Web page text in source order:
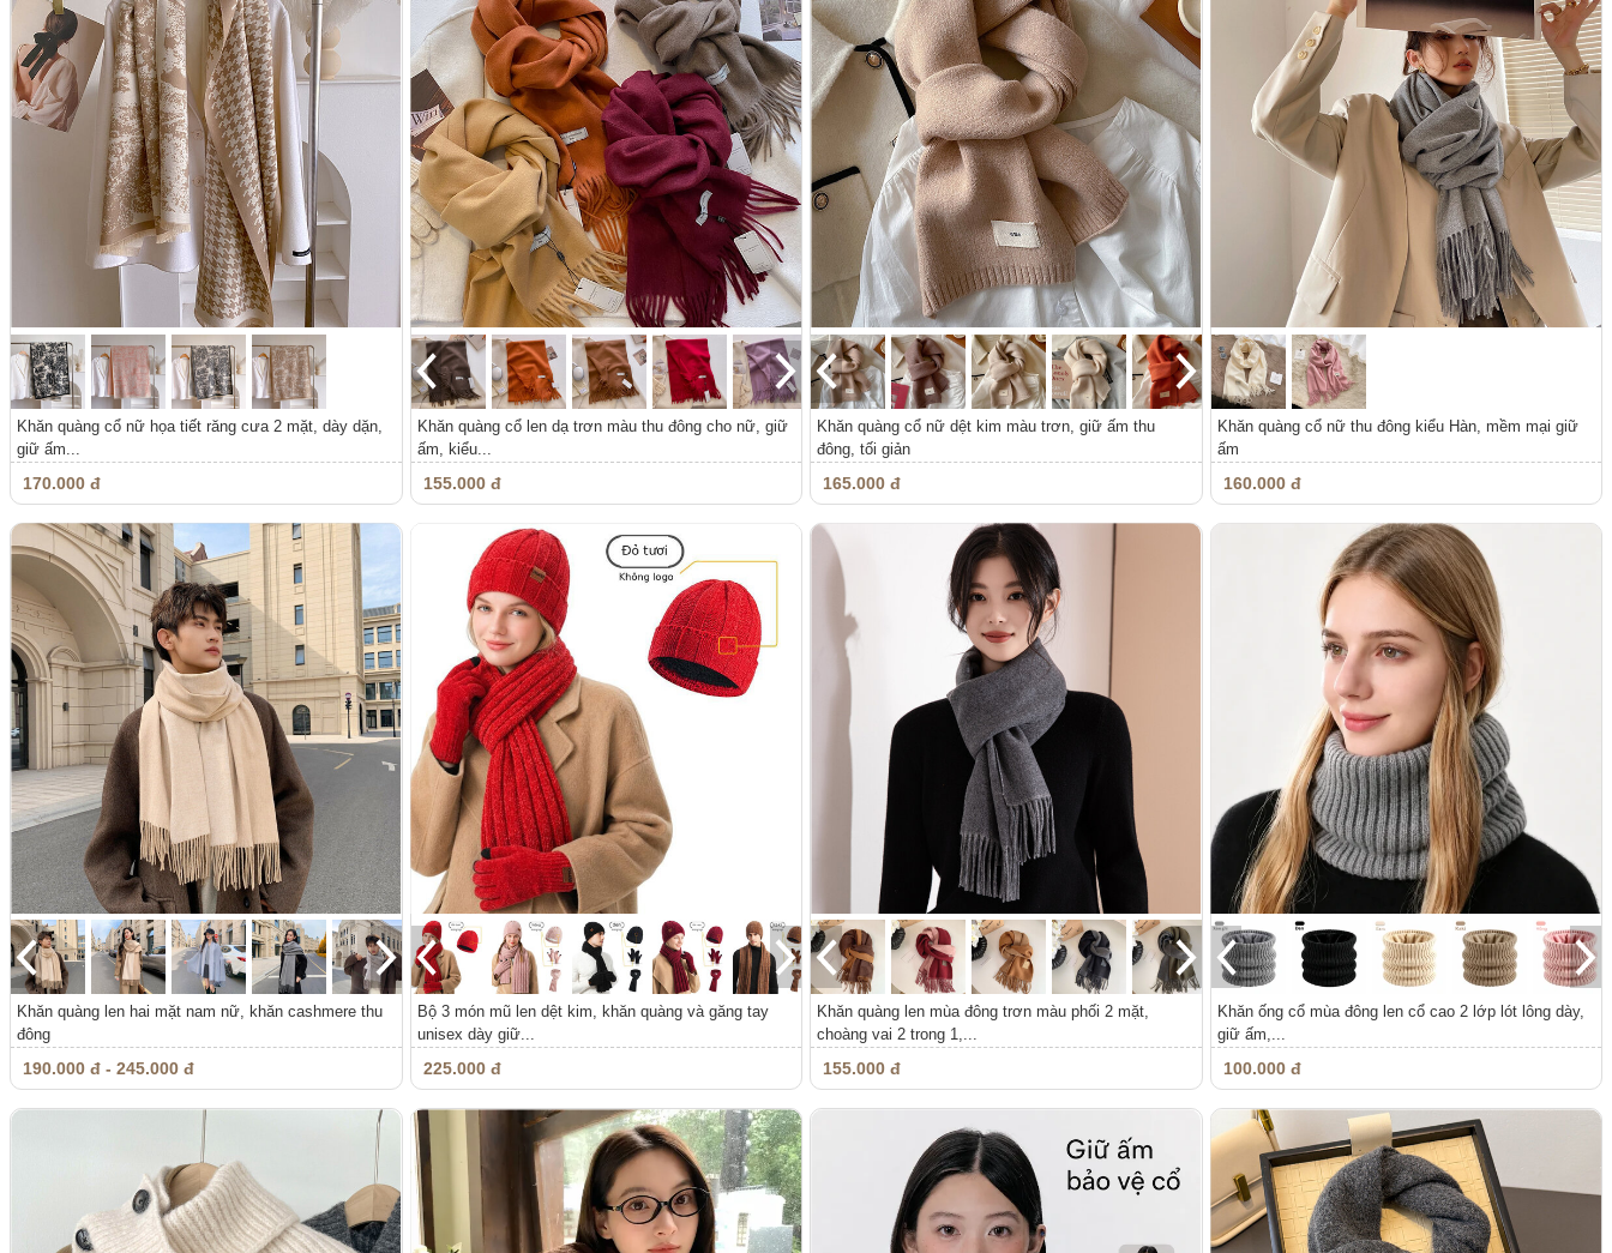
Khăn quàng cổ nữ họa tiết răng cưa 2 mặt, dày dặn,
giữ ấm...
170.000 đ
Khăn quàng cổ len dạ trơn màu thu đông cho nữ, giữ
ấm, kiểu...
155.000 đ
Khăn quàng cổ nữ dệt kim màu trơn, giữ ấm thu
đông, tối giản
165.000 đ
Khăn quàng cổ nữ thu đông kiểu Hàn, mềm mại giữ
ấm
160.000 đ
Khăn quàng len hai mặt nam nữ, khăn cashmere thu
đông
190.000 đ - 245.000 đ
Bộ 3 món mũ len dệt kim, khăn quàng và găng tay
unisex dày giữ...
225.000 đ
Khăn quàng len mùa đông trơn màu phối 2 mặt,
choàng vai 2 trong 1,...
155.000 đ
Khăn ống cổ mùa đông len cổ cao 2 lớp lót lông dày,
giữ ấm,...
100.000 đ